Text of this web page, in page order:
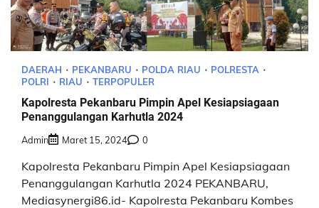
DAERAH PEKANBARU POLDA RIAU
POLRESTA
POLRI
RIAU TERPOPULER
Kapolresta Pekanbaru Pimpin Apel Kesiapsiagaan
Penanggulangan Karhutla 2024
Admin Maret 15, 2024 0
Kapolresta Pekanbaru Pimpin Apel Kesiapsiagaan
Penanggulangan Karhutla 2024 PEKANBARU,
Mediasynergi86.id- Kapolresta Pekanbaru Kombes